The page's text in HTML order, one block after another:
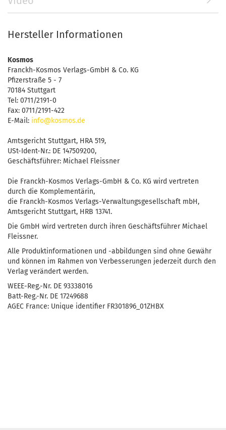
Hersteller Informationen
Kosmos
Franckh-Kosmos Verlags-GmbH & Co. KG
Pfizerstraße 5 - 7
70184 Stuttgart
Tel: 0711/2191-0
Fax: 0711/2191-422
E-Mail: info@kosmos.de
Amtsgericht Stuttgart, HRA 519,
USt-Ident-Nr.: DE 147509200,
Geschäftsführer: Michael Fleissner
Die Franckh-Kosmos Verlags-GmbH & Co. KG wird vertreten
durch die Komplementärin,
die Franckh-Kosmos Verlags-Verwaltungsgesellschaft mbH,
Amtsgericht Stuttgart, HRB 13741.
Die GmbH wird vertreten durch ihren Geschäftsführer Michael
Fleissner.
Alle Produktinformationen und -abbildungen sind ohne Gewähr
und können im Rahmen von Verbesserungen jederzeit durch den
Verlag verändert werden.
WEEE-Reg.-Nr. DE 93338016
Batt-Reg.-Nr. DE 17249688
AGEC France: Unique identifier FR301896_01ZHBX